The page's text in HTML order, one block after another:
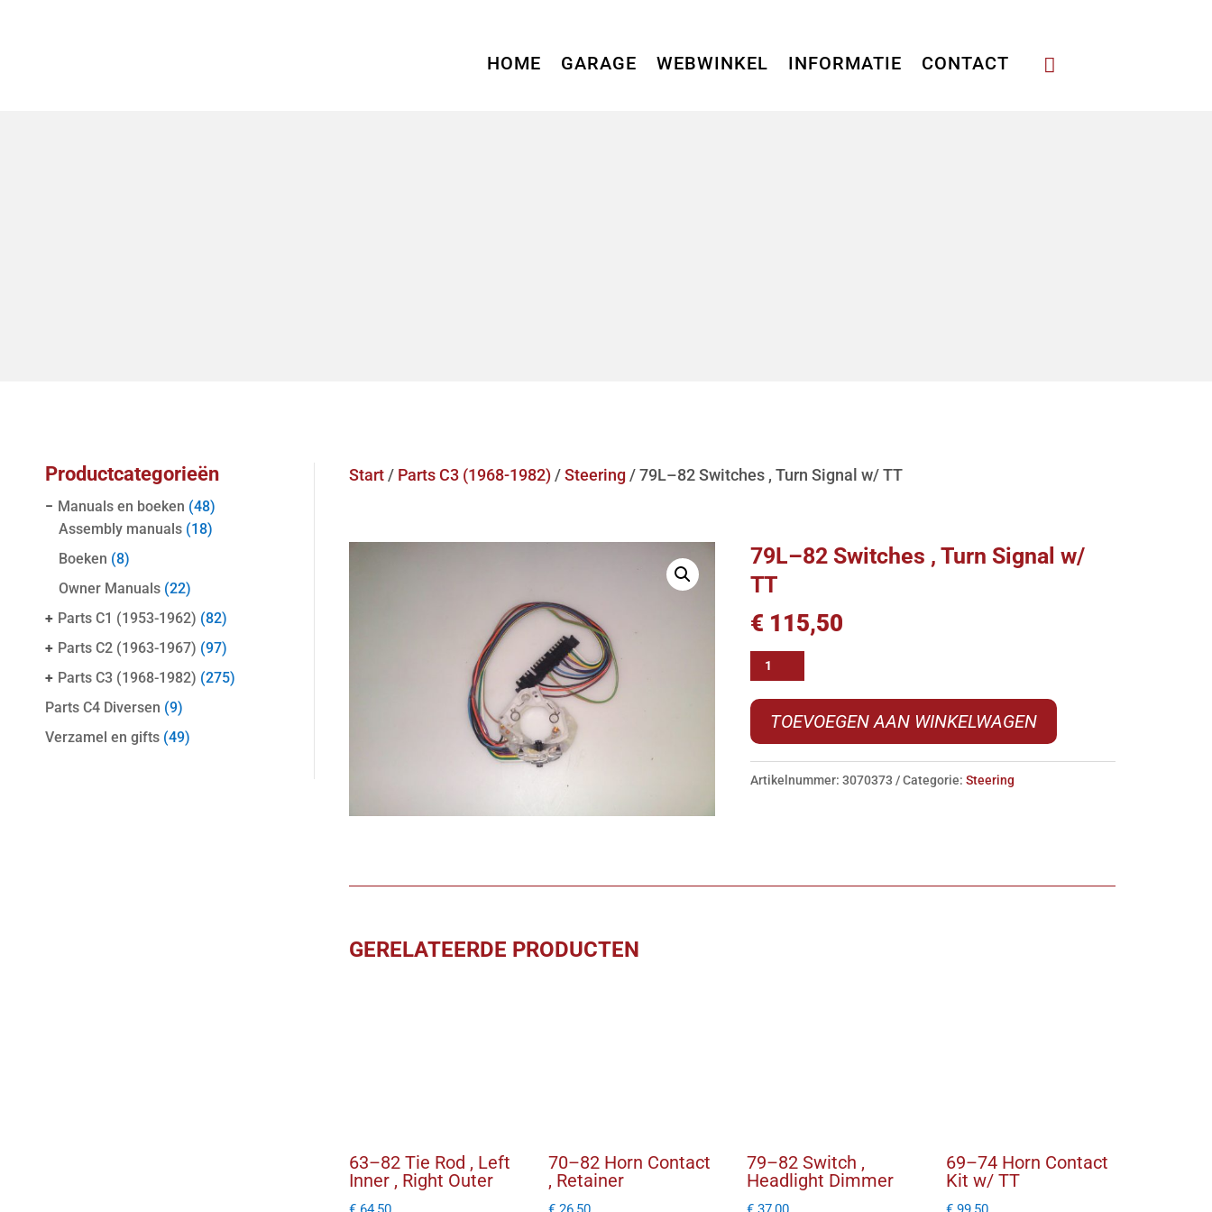
HOME GARAGE WEBWINKEL INFORMATIE CONTACT
Productcategorieën
− Manuals en boeken (48)
Assembly manuals (18)
Boeken (8)
Owner Manuals (22)
+ Parts C1 (1953-1962) (82)
+ Parts C2 (1963-1967) (97)
+ Parts C3 (1968-1982) (275)
Parts C4 Diversen (9)
Verzamel en gifts (49)
Start / Parts C3 (1968-1982) /Steering / 79L–82 Switches , Turn Signal w/ TT
79L–82 Switches , Turn Signal w/
TT
€ 115,50
79L-
Switches
,
Turn
Signal
TOEVOEGEN AAN WINKELWAGEN
Artikelnummer: 3070373 Categorie: Steering
GERELATEERDE PRODUCTEN
63–82 Tie Rod , Left
Inner , Right Outer
70–82 Horn Contact
, Retainer
79–82 Switch ,
Headlight Dimmer
69–74 Horn Contact
Kit w/ TT